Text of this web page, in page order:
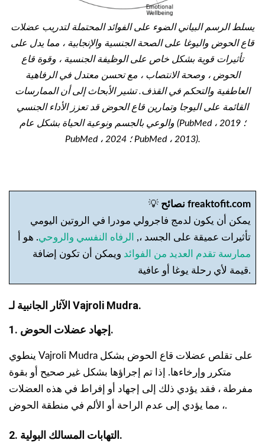
يسلط الرسم البياني الضوء على الفوائد المحتملة لتدريب عضلات
قاع الحوض واليوغا على الصحة الجنسية والإنجابية ، مما يدل على
تأثيرات قوية بشكل خاص على الوظيفة الجنسية ، وقوة قاع
الحوض ، وصحة الانتصاب ، مع تحسن معتدل في الرفاهية
العاطفية والتحكم في القذف. تشير الأبحاث إلى أن الممارسات
القائمة على اليوجا وتمارين قاع الحوض قد تعزز الأداء الجنسي
والوعي بالجسم ونوعية الحياة بشكل عام (PubMed ، 2019 ؛
PubMed ، 2024 ؛ PubMed ، 2013).
💡
نصائح freaktofit.com
يمكن أن يكون لدمج فاجرولي مودرا في الروتين اليومي
تأثيرات عميقة على الجسد ،,
الرفاه النفسي والروحي. هو أ
ممارسة تقدم العديد من الفوائد ويمكن أن تكون إضافة
قيمة لأي رحلة يوغا أو عافية.
الآثار الجانبية لـ Vajroli Mudra.
1. إجهاد عضلات الحوض.
ينطوي Vajroli Mudra على تقلص عضلات قاع الحوض بشكل
متكرر وإرخاءها. إذا تم إجراؤها بشكل غير صحيح أو بقوة
مفرطة ، فقد يؤدي ذلك إلى إجهاد أو إفراط في هذه العضلات
، مما يؤدي إلى عدم الراحة أو الألم في منطقة الحوض.
2. التهابات المسالك البولية.